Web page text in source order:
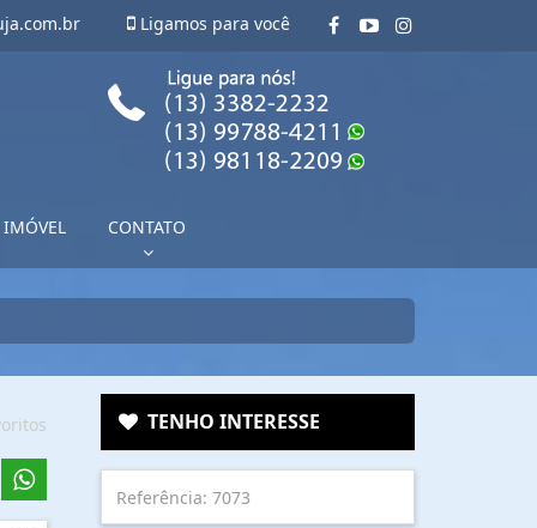
Ligamos para você
IMÓVEL CONTATO
TENHO INTERESSE